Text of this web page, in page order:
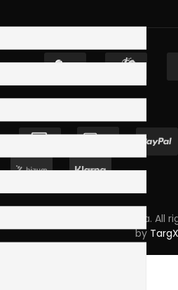
Copyright © 2023 Skpro, Lda. All
by TargX